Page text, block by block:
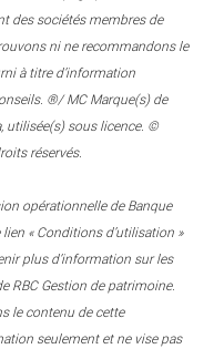
des sociétés membres de
ni ne recommandons le
à titre d’information
®/ MC Marque(s) de
utilisée(s) sous licence. ©
réservés.
opérationnelle de Banque
« Conditions d’utilisation »
plus d’information sur les
RBC Gestion de patrimoine.
le contenu de cette
seulement et ne vise pas